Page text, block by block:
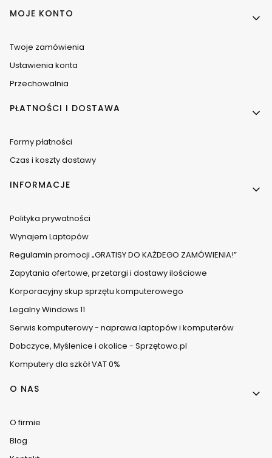
MOJE KONTO
Twoje zamówienia
Ustawienia konta
Przechowalnia
PŁATNOŚCI I DOSTAWA
Formy płatności
Czas i koszty dostawy
INFORMACJE
Polityka prywatności
Wynajem Laptopów
Regulamin promocji „GRATISY DO KAŻDEGO ZAMÓWIENIA!”
Zapytania ofertowe, przetargi i dostawy ilościowe
Korporacyjny skup sprzętu komputerowego
Legalny Windows 11
Serwis komputerowy - naprawa laptopów i komputerów
Dobczyce, Myślenice i okolice - Sprzętowo.pl
Komputery dla szkół VAT 0%
O NAS
O firmie
Blog